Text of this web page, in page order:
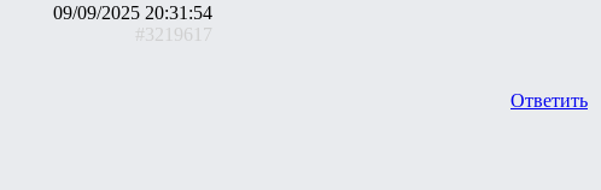
09/09/2025 20:31:54
#3219617
Ответить